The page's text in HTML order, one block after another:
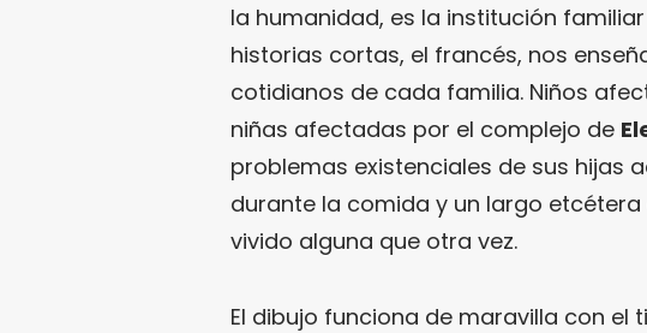
la humanidad, es la institución
historias cortas, el francés, nos
cotidianos de cada familia. Niños
niñas afectadas por el complejo de
problemas existenciales de sus hijas
durante la comida y un largo
vivido alguna que otra vez.
El dibujo funciona de maravilla con